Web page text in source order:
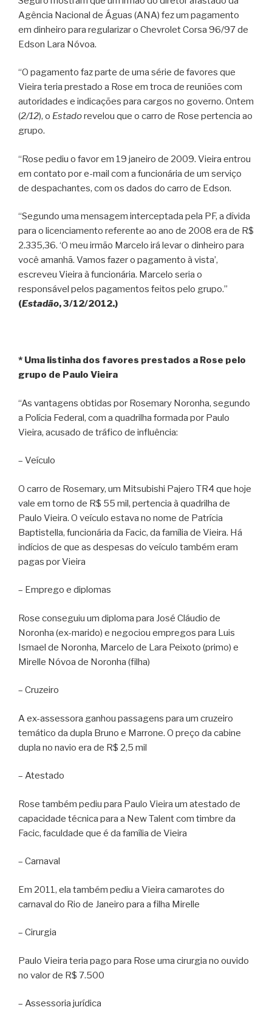
Agência Nacional de Águas (ANA) fez um pagamento
em dinheiro para regularizar o Chevrolet Corsa 96/97 de
Edson Lara Nóvoa.
“O pagamento faz parte de uma série de favores que
Vieira teria prestado a Rose em troca de reuniões com
autoridades e indicações para cargos no governo. Ontem
(2/12), o Estadorevelou que o carro de Rose pertencia ao
grupo.
“Rose pediu o favor em 19 janeiro de 2009. Vieira entrou
em contato por e-mail com a funcionária de um serviço
de despachantes, com os dados do carro de Edson.
“Segundo uma mensagem interceptada pela PF, a dívida
para o licenciamento referente ao ano de 2008 era de R$
2.335,36. ‘O meu irmão Marcelo irá levar o dinheiro para
você amanhã. Vamos fazer o pagamento à vista’,
escreveu Vieira à funcionária. Marcelo seria o
responsável pelos pagamentos feitos pelo grupo.”
(Estadão, 3/12/2012.)
* Uma listinha dos favores prestados a Rose pelo
grupo de Paulo Vieira
“As vantagens obtidas por Rosemary Noronha, segundo
a Polícia Federal, com a quadrilha formada por Paulo
Vieira, acusado de tráfico de influência:
– Veículo
O carro de Rosemary, um Mitsubishi Pajero TR4 que hoje
vale em torno de R$ 55 mil, pertencia à quadrilha de
Paulo Vieira. O veículo estava no nome de Patrícia
Baptistella, funcionária da Facic, da família de Vieira. Há
indícios de que as despesas do veículo também eram
pagas por Vieira
– Emprego e diplomas
Rose conseguiu um diploma para José Cláudio de
Noronha (ex-marido) e negociou empregos para Luis
Ismael de Noronha, Marcelo de Lara Peixoto (primo) e
Mirelle Nóvoa de Noronha (filha)
– Cruzeiro
A ex-assessora ganhou passagens para um cruzeiro
temático da dupla Bruno e Marrone. O preço da cabine
dupla no navio era de R$ 2,5 mil
– Atestado
Rose também pediu para Paulo Vieira um atestado de
capacidade técnica para a New Talent com timbre da
Facic, faculdade que é da família de Vieira
– Carnaval
Em 2011, ela também pediu a Vieira camarotes do
carnaval do Rio de Janeiro para a filha Mirelle
– Cirurgia
Paulo Vieira teria pago para Rose uma cirurgia no ouvido
no valor de R$ 7.500
– Assessoria jurídica